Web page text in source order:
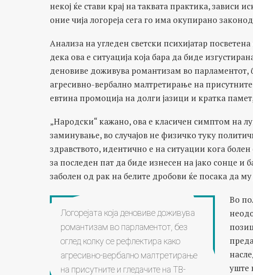
некој ќе стави крај на таквата практика, зависи
оние чија логореја сега го има окупирано
Анализа на угледен светски психијатар
дека ова е ситуација која бара да биде
деновиве доживува романтизам во парламентот,
агресивно-вербално малтретирање на
евтина промоција на долги јазици и кратка
„Народски“ кажано, ова е класичен симптом на
заминување, во случајов не физичко туку
здравството, идентично е на ситуации кога
за последен пат да биде изнесен на јако сонце и
заболен од рак на белите дробови ќе посака да
Логорејата која деновиве доживува
романтизам во парламентот, без
оглед колку се рефлектира како
агресивно-вербално малтретирање
на присутните и гледачите на ТВ-
Во
уште